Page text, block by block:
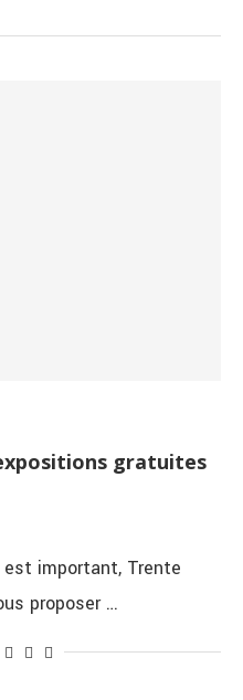
gratuites
est important, Trente
proposer …